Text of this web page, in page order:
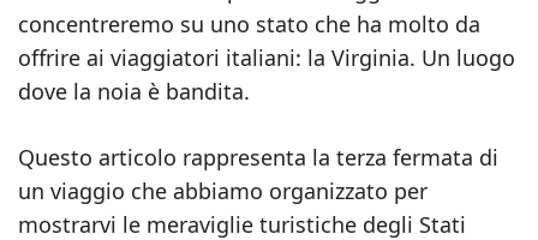
concentreremo su uno stato che ha molto da
offrire ai viaggiatori italiani: la Virginia. Un luogo
dove la noia è bandita.
Questo articolo rappresenta la terza fermata di
un viaggio che abbiamo organizzato per
mostrarvi le meraviglie turistiche degli Stati